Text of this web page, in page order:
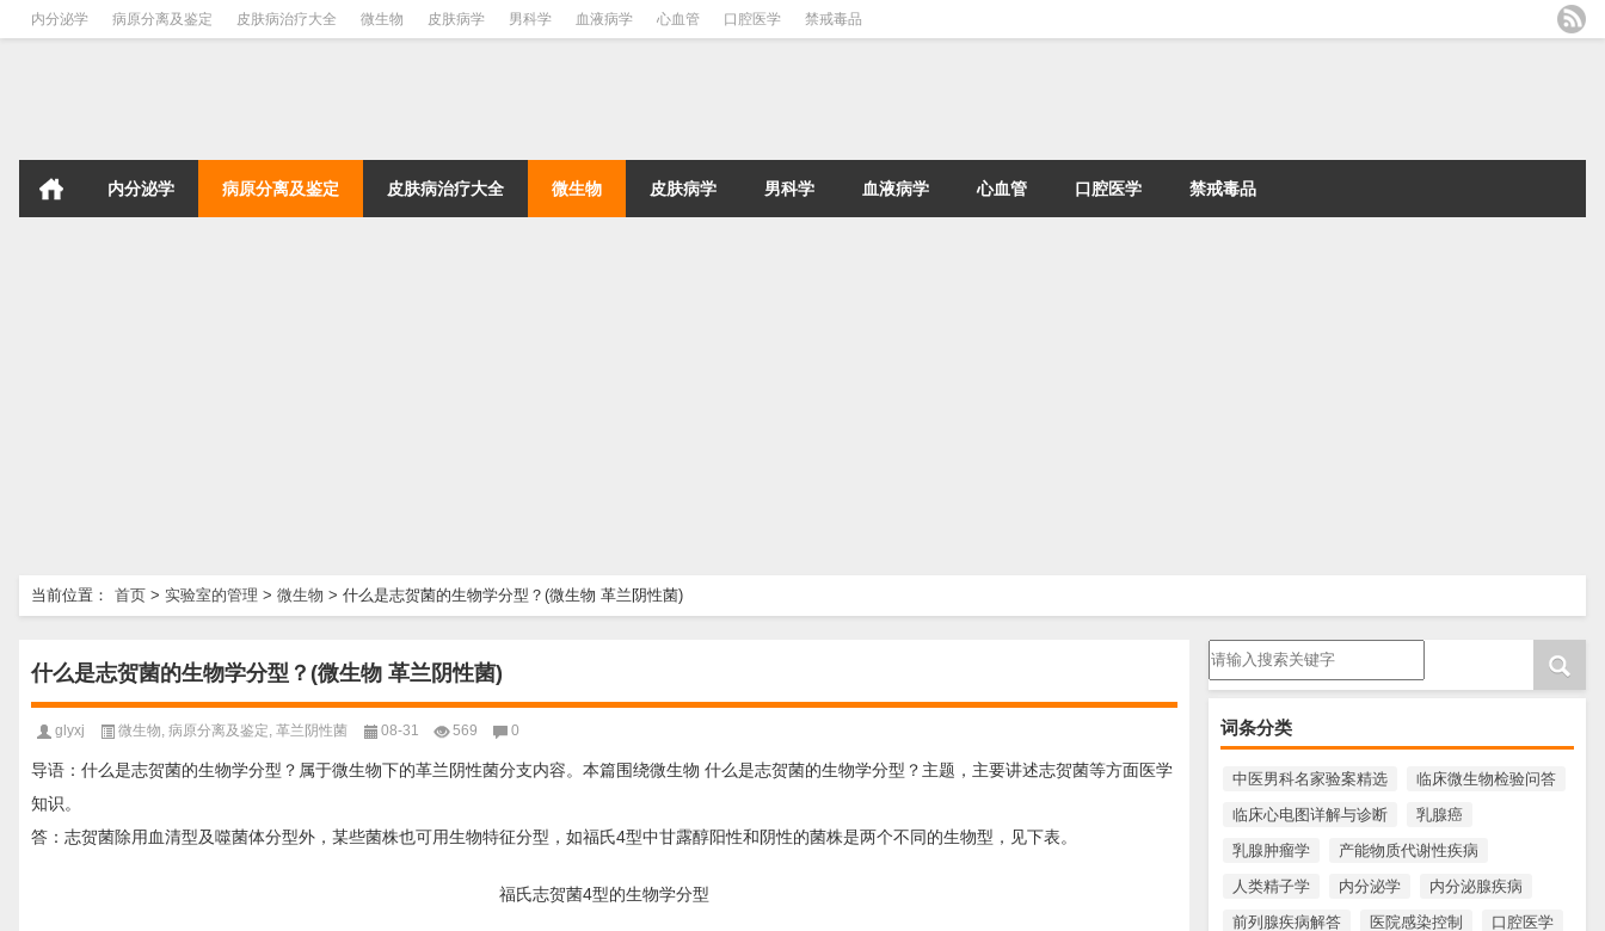
内分泌学 病原分离及鉴定 皮肤病治疗大全 微生物 皮肤病学 男科学 血液病学 心血管 口腔医学 禁戒毒品
内分泌学 病原分离及鉴定 皮肤病治疗大全 微生物 皮肤病学 男科学 血液病学 心血管 口腔医学 禁戒毒品
当前位置： 首页 > 实验室的管理 > 微生物 > 什么是志贺菌的生物学分型？(微生物 革兰阴性菌)
请输入搜索内容
词条分类
中医男科名家验案精选
临床微生物检验问答
临床心电图详解与诊断
乳腺癌
乳腺肿瘤学
产能物质代谢性疾病
人类精子学
内分泌学
内分泌腺疾病
前列腺疾病解答
医院感染控制
口腔医学
什么是志贺菌的生物学分型？(微生物 革兰阴性菌)
glyxj 微生物, 病原分离及鉴定, 革兰阴性菌 08-31 569 0
导语：什么是志贺菌的生物学分型？属于微生物下的革兰阴性菌分支内容。本篇围绕微生物 什么是志贺菌的生物学分型？主题，主要讲述志贺菌等方面医学
知识。
答：志贺菌除用血清型及噬菌体分型外，某些菌株也可用生物特征分型，如福氏4型中甘露醇阳性和阴性的菌株是两个不同的生物型，见下表。
福氏志贺菌4型的生物学分型